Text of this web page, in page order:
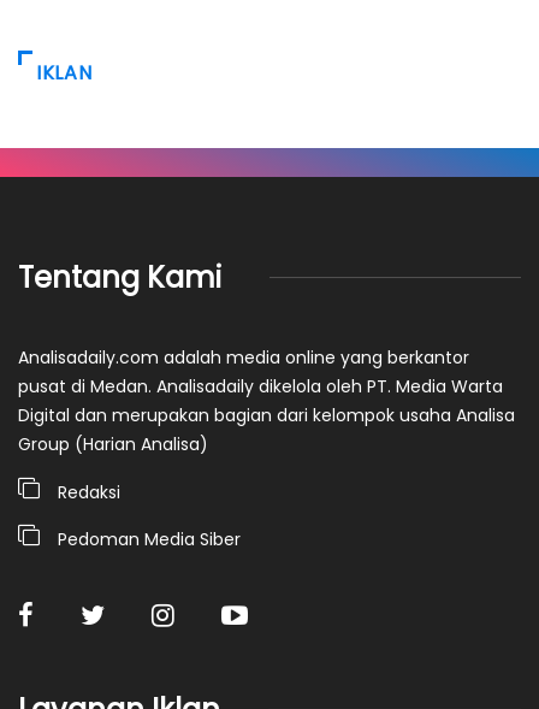
IKLAN
Tentang Kami
Analisadaily.com adalah media online yang berkantor
pusat di Medan. Analisadaily dikelola oleh PT. Media Warta
Digital dan merupakan bagian dari kelompok usaha Analisa
Group (Harian Analisa)
Redaksi
Pedoman Media Siber